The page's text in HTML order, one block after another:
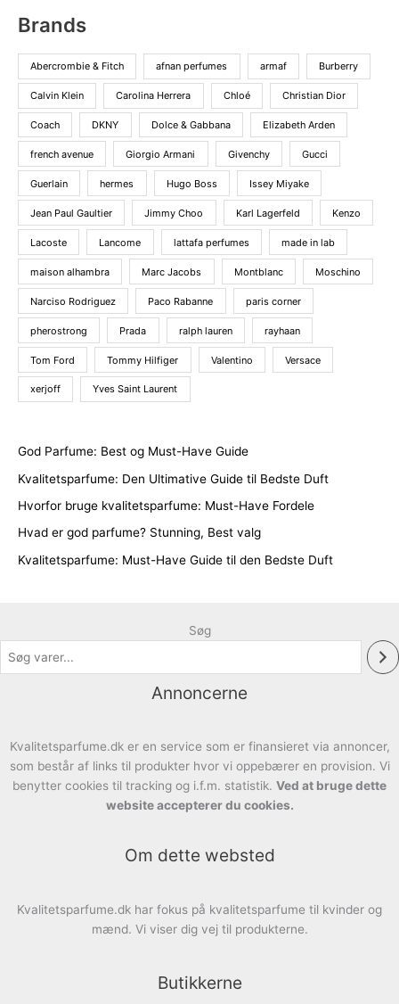
Brands
Abercrombie & Fitch afnan perfumes armaf Burberry
Calvin Klein Carolina Herrera Chloé Christian Dior
Coach DKNY Dolce & Gabbana Elizabeth Arden
french avenue Giorgio Armani Givenchy Gucci
Guerlain hermes Hugo Boss Issey Miyake
Jean Paul Gaultier Jimmy Choo Karl Lagerfeld Kenzo
Lacoste Lancome lattafa perfumes made in lab
maison alhambra Marc Jacobs Montblanc Moschino
Narciso Rodriguez Paco Rabanne paris corner
pherostrong Prada ralph lauren rayhaan
Tom Ford Tommy Hilfiger Valentino Versace
xerjoff Yves Saint Laurent
God Parfume: Best og Must-Have Guide
Kvalitetsparfume: Den Ultimative Guide til Bedste Duft
Hvorfor bruge kvalitetsparfume: Must-Have Fordele
Hvad er god parfume? Stunning, Best valg
Kvalitetsparfume: Must-Have Guide til den Bedste Duft
Søg
Annoncerne
Kvalitetsparfume.dk er en service som er finansieret via annoncer,
som består af links til produkter hvor vi oppebærer en provision. Vi
benytter cookies til tracking og i.f.m. statistik. Ved at bruge dette
website accepterer du cookies.
Om dette websted
Kvalitetsparfume.dk har fokus på kvalitetsparfume til kvinder og
mænd. Vi viser dig vej til produkterne.
Butikkerne